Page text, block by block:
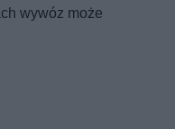
wywóz może